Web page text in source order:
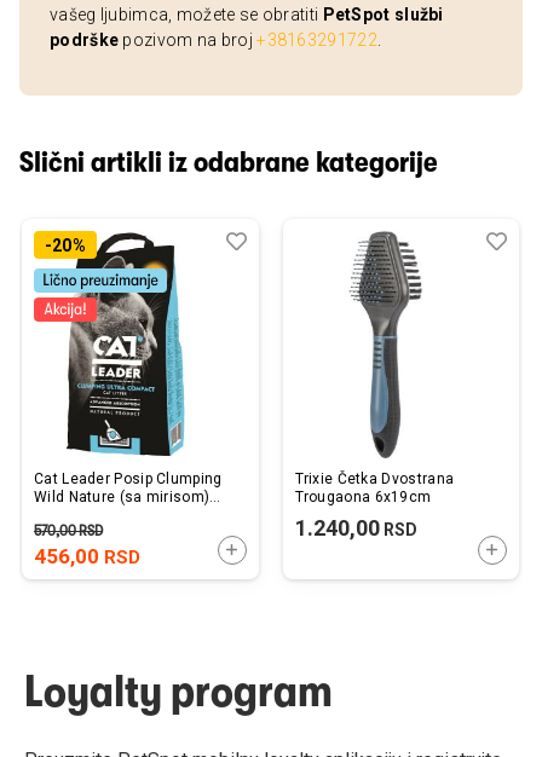
vašeg ljubimca, možete se obratiti PetSpot službi
podrške pozivom na broj+38163291722
Slični artikli iz odabrane kategorije
-20%
Cat Leader Posip Clumping
Wild Nature (sa mirisom)
456,00 RSD
570,00RSD
DODAJTE U KORPU
Dodaj
Uporedi
Trixie Četka Dvostrana
Trougaona 6x19cm
1.240,00RSD
Loyalty program